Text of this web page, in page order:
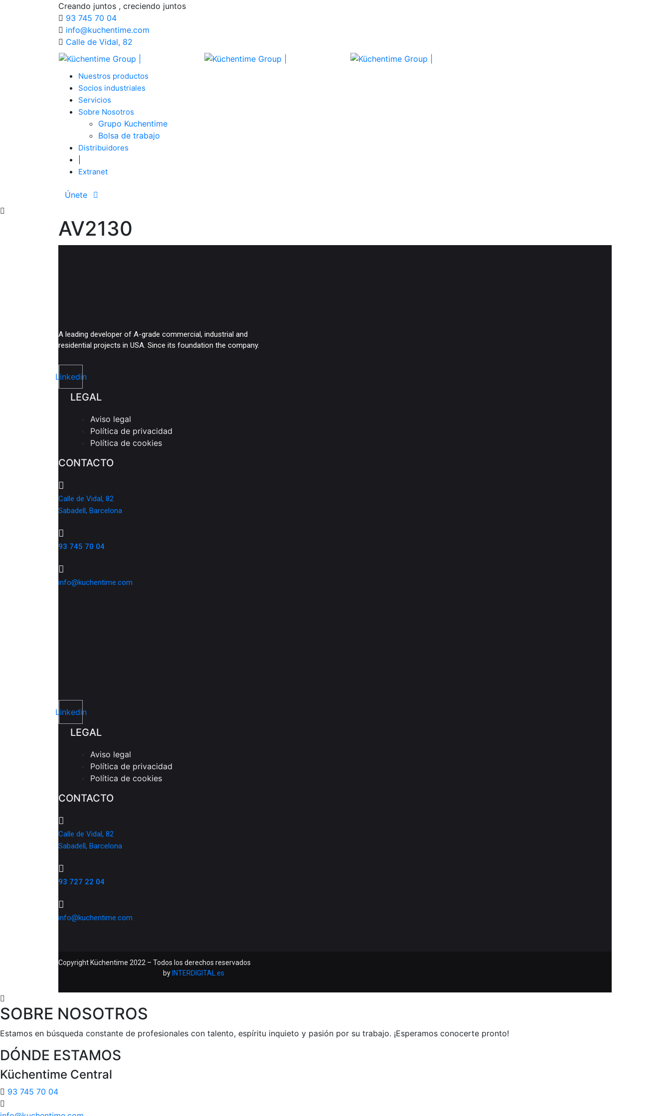
Creando juntos , creciendo juntos
93 745 70 04
info@kuchentime.com
Calle de Vidal, 82
Nuestros productos
Socios industriales
Servicios
Sobre Nosotros
Grupo Kuchentime
Bolsa de trabajo
Distribuidores
Extranet
Únete
AV2130
A leading developer of A-grade commercial, industrial and
residential projects in USA. Since its foundation the company.
Linkedin
LEGAL
Aviso legal
Política de privacidad
Política de cookies
CONTACTO
Calle de Vidal, 82
Sabadell, Barcelona
93 745 70 04
info@kuchentime.com
Linkedin
LEGAL
Aviso legal
Política de privacidad
Política de cookies
CONTACTO
Calle de Vidal, 82
Sabadell, Barcelona
93 727 22 04
info@kuchentime.com
Copyright Küchentime 2022 – Todos los derechos reservados
by INTERDIGITAL.es
SOBRE NOSOTROS
Estamos en búsqueda constante de profesionales con talento, espíritu inquieto y pasión por su trabajo. ¡Esperamos conocerte pronto!
DÓNDE ESTAMOS
Küchentime Central
93 745 70 04